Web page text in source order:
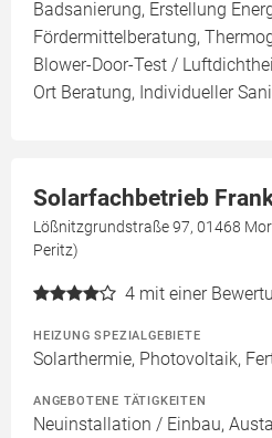
Badsanierung, Erstellung
Fördermittelberatung,
Blower-Door-Test /
Ort Beratung, Individueller
Solarfachbetrieb
Lößnitzgrundstraße 97, 01468
Peritz)
4 mit einer
HEIZUNG SPEZIALGEBIETE
Solarthermie, Photovoltaik,
ANGEBOTENE TÄTIGKEITEN
Neuinstallation / Einbau,